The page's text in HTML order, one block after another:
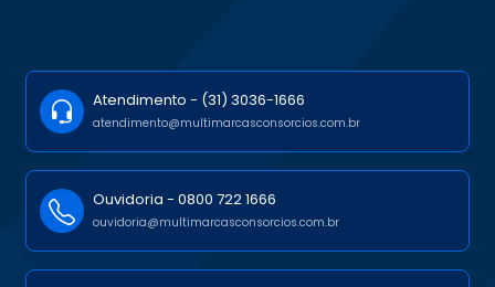
Atendimento - (31) 3036-1666
atendimento@multimarcasconsorcios.com.br
Ouvidoria - 0800 722 1666
ouvidoria@multimarcasconsorcios.com.br